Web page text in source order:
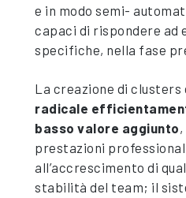
e in modo semi-
capaci di rispondere ad
specifiche, nella fase
La creazione di
radicale
basso valore aggiunto
prestazioni
all’accrescimento di
stabilità del team; il